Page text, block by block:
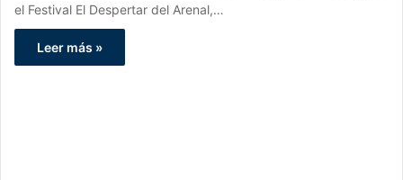
el Festival El Despertar del Arenal,…
Leer más »